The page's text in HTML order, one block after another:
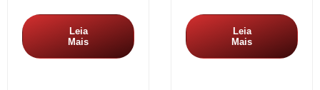
Leia
Mais
Leia
Mais